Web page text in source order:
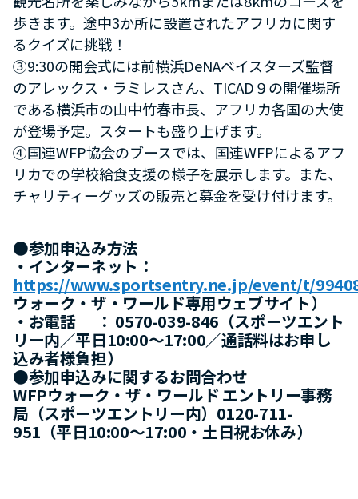
歩きます。途中3か所に設置されたアフリカに関す
るクイズに挑戦！
③9:30の開会式には前横浜DeNAベイスターズ監督
のアレックス・ラミレスさん、TICAD９の開催場所
である横浜市の山中竹春市長、アフリカ各国の大使
が登場予定。スタートも盛り上げます。
④国連WFP協会のブースでは、国連WFPによるアフ
リカでの学校給食支援の様子を展示します。また、
チャリティーグッズの販売と募金を受け付けます。
●参加申込み方法
・インターネット：
https://www.sportsentry.ne.jp/event/t/
ウォーク・ザ・ワールド専用ウェブサイト）
・お電話 ： 0570-039-846（スポーツエント
リー内／平日10:00～17:00／通話料はお申し
込み者様負担）
●参加申込みに関するお問合わせ
WFPウォーク・ザ・ワールド エントリー事務
局（スポーツエントリー内）0120-711-
951（平日10:00〜17:00・土日祝お休み）